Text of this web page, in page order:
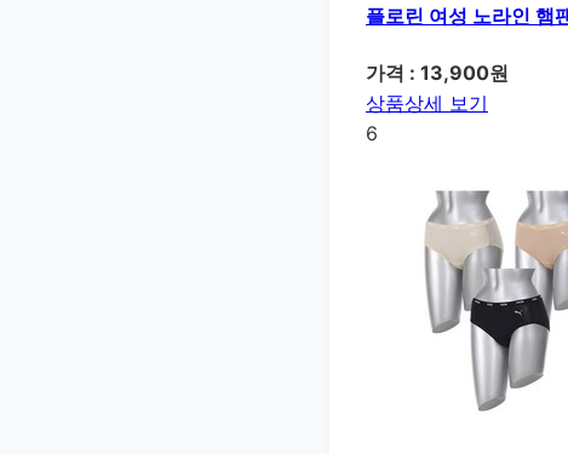
플로린 여성 노라인
가격 : 13,900원
상품상세 보기
6